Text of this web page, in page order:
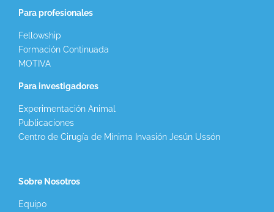
Para profesionales
Fellowship
Formación Continuada
MOTIVA
Para investigadores
Experimentación Animal
Publicaciones
Centro de Cirugía de Mínima Invasión Jesún Ussón
Sobre Nosotros
Equipo